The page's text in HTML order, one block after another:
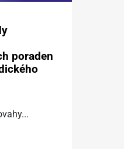
poraden
...